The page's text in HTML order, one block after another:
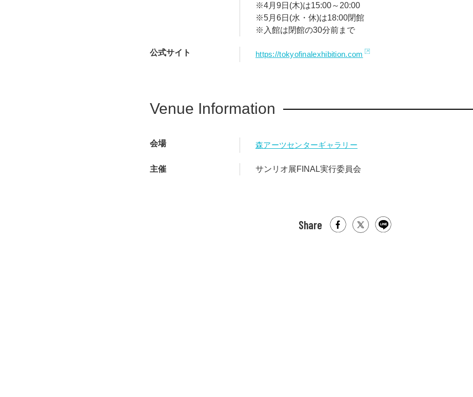
※4月9日(木)は15:00～20:00
※5月6日(水・休)は18:00閉館
※入館は閉館の30分前まで
公式サイト https://tokyofinalexhibition.com
Venue Information
会場 森アーツセンターギャラリー
主催 サンリオ展FINAL実行委員会
Share